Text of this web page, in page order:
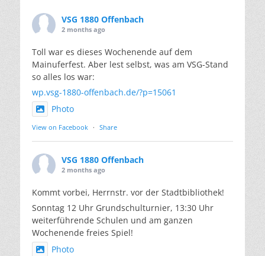
VSG 1880 Offenbach
2 months ago
Toll war es dieses Wochenende auf dem
Mainuferfest. Aber lest selbst, was am VSG-Stand
so alles los war:
wp.vsg-1880-offenbach.de/?p=15061
Photo
View on Facebook · Share
VSG 1880 Offenbach
2 months ago
Kommt vorbei, Herrnstr. vor der Stadtbibliothek!
Sonntag 12 Uhr Grundschulturnier, 13:30 Uhr
weiterführende Schulen und am ganzen
Wochenende freies Spiel!
Photo